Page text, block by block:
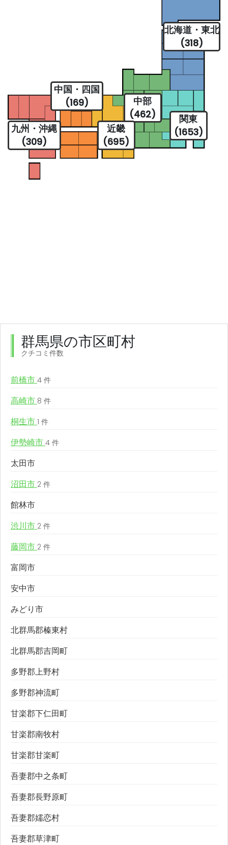
北海道・東北
(318)
関東
(1653)
中部
(462)
近畿
(695)
中国・四国
(169)
九州・沖縄
(309)
群馬県の市区町村
クチコミ件数
前橋市 4 件
高崎市 8 件
桐生市 1 件
伊勢崎市 4 件
太田市
沼田市 2 件
館林市
渋川市 2 件
藤岡市 2 件
富岡市
安中市
みどり市
北群馬郡榛東村
北群馬郡吉岡町
多野郡上野村
多野郡神流町
甘楽郡下仁田町
甘楽郡南牧村
甘楽郡甘楽町
吾妻郡中之条町
吾妻郡長野原町
吾妻郡嬬恋村
吾妻郡草津町